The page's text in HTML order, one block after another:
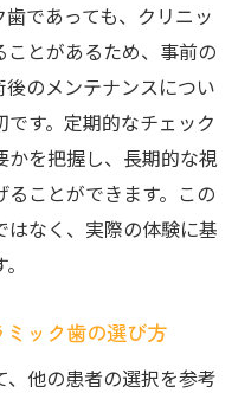
であっても、クリニッ
とがあるため、事前の
のメンテナンスについ
す。定期的なチェック
を把握し、長期的な視
ことができます。この
はなく、実際の体験に基
ック歯の選び方
他の患者の選択を参考